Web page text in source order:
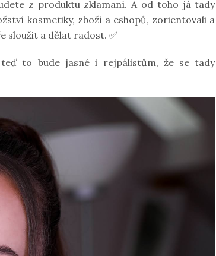
z produktu zklamaní. A od toho já tady
kosmetiky, zboží a eshopů, zorientovali a
sloužit a dělat radost. ✅
to bude jasné i rejpálistům, že se tady